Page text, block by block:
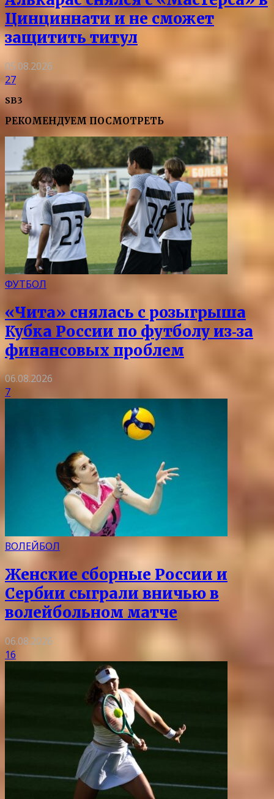
Цинциннати и не сможет
защитить титул
05.08.2026
27
SB3
РЕКОМЕНДУЕМ ПОСМОТРЕТЬ
ФУТБОЛ
«Чита» снялась с розыгрыша
Кубка России по футболу из‑за
финансовых проблем
06.08.2026
7
ВОЛЕЙБОЛ
Женские сборные России и
Сербии сыграли вничью в
волейбольном матче
06.08.2026
16